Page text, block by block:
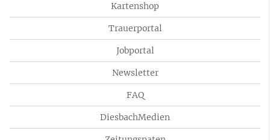
Kartenshop
Trauerportal
Jobportal
Newsletter
FAQ
DiesbachMedien